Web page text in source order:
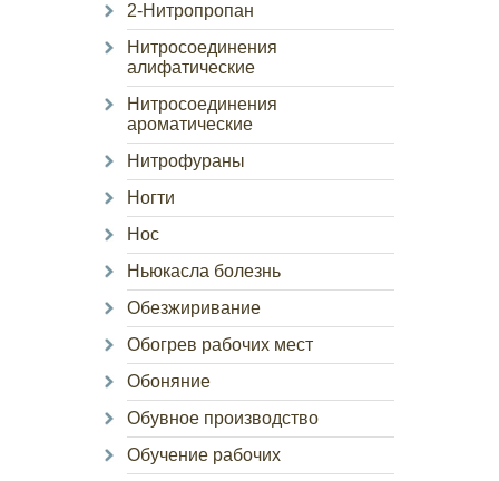
2-Нитропропан
Нитросоединения
алифатические
Нитросоединения
ароматические
Нитрофураны
Ногти
Нос
Ньюкасла болезнь
Обезжиривание
Обогрев рабочих мест
Обоняние
Обувное производство
Обучение рабочих